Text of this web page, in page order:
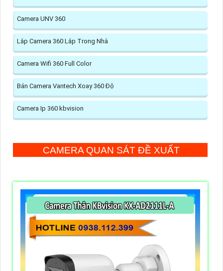
Camera UNV 360
Lắp Camera 360 Lắp Trong Nhà
Camera Wifi 360 Full Color
Bán Camera Vantech Xoay 360 Độ
Camera Ip 360 kbvision
CAMERA QUAN SÁT ĐỀ XUẤT